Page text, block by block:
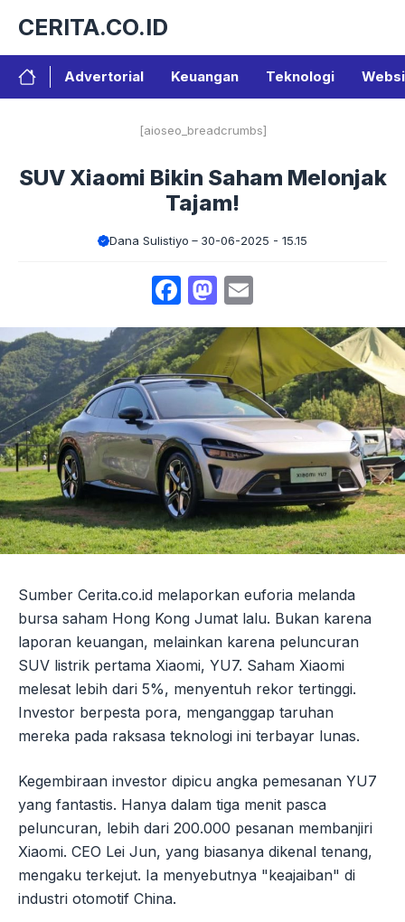
isi
CERITA.CO.ID
Advertorial Keuangan Teknologi
[aioseo_breadcrumbs]
SUV Xiaomi Bikin Saham Melonjak
Tajam!
Dana Sulistiyo 30-06-2025 - 15.15
Facebook
Mastodon
Sumber Cerita.co.id melaporkan euforia melanda
bursa saham Hong Kong Jumat lalu. Bukan karena
laporan keuangan, melainkan karena peluncuran
SUV listrik pertama Xiaomi, YU7. Saham Xiaomi
melesat lebih dari 5%, menyentuh rekor tertinggi.
Investor berpesta pora, menganggap taruhan
mereka pada raksasa teknologi ini terbayar lunas.
Kegembiraan investor dipicu angka pemesanan YU7
yang fantastis. Hanya dalam tiga menit pasca
peluncuran, lebih dari 200.000 pesanan membanjiri
Xiaomi. CEO Lei Jun, yang biasanya dikenal tenang,
mengaku terkejut. Ia menyebutnya "keajaiban" di
industri otomotif China.